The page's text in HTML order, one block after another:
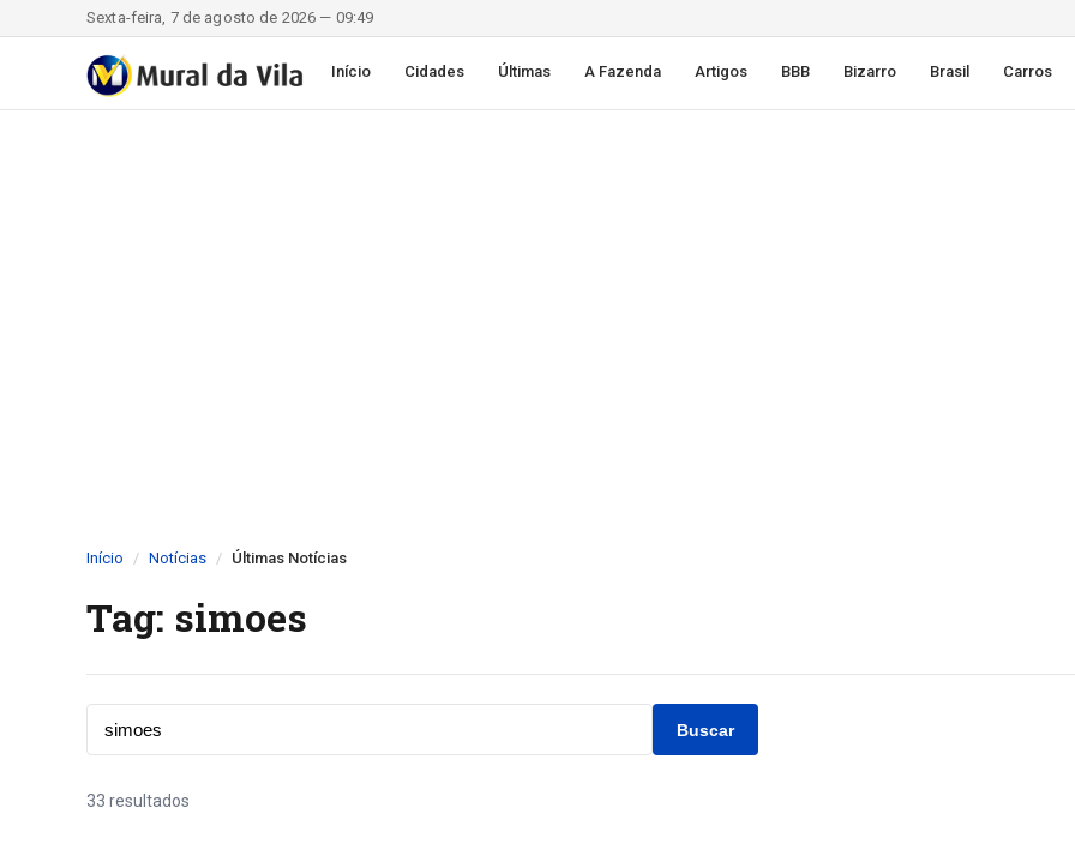
Sexta-feira, 7 de agosto de 2026 — 09:49
Início Cidades Últimas A Fazenda Artigos BBB Bizarro Brasil Carros
Início Notícias Últimas Notícias
Tag: simoes
Buscar
33 resultados